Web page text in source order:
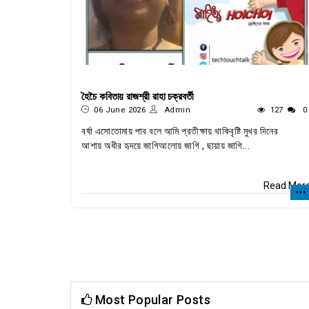
হৈচৈ কবিতায় রাজশ্রী রাহা চক্রবর্তী
06 June 2026 Admin 127 0
বর্ষা এসোতোমায় পাব বলে আমি প্রতীক্ষায় থাকিবৃষ্টি মুখর দিনের
আশায় অধীর হৃদয়ে জাগিআলোয় জাগি , ছায়ায় জাগি...
Read
Most Popular Posts